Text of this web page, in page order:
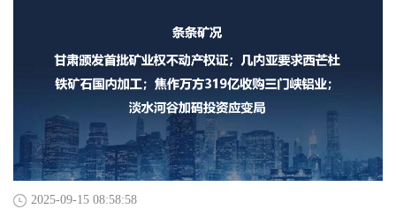
2025-09-15 08:58:58